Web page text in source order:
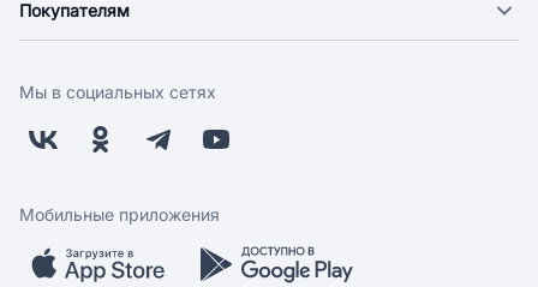
Новости
Поставщикам
Заводчикам
Обратная связь
Покупателям
Оплата
Бонусная программа
Скидки и акции
Мобильное приложение
Мы в социальных сетях
Мобильные приложения